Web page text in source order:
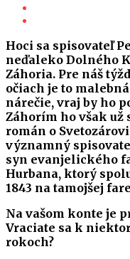
Hoci sa spisovateľ
neďaleko Dolného
Záhoria. Pre náš
očiach je to
nárečie, vraj by ho
Záhorím ho však už
román o
významný
syn evanjelického
Hurbana, ktorý
1843 na tamojšej
Na vašom konte je
Vraciate sa k
rokoch?